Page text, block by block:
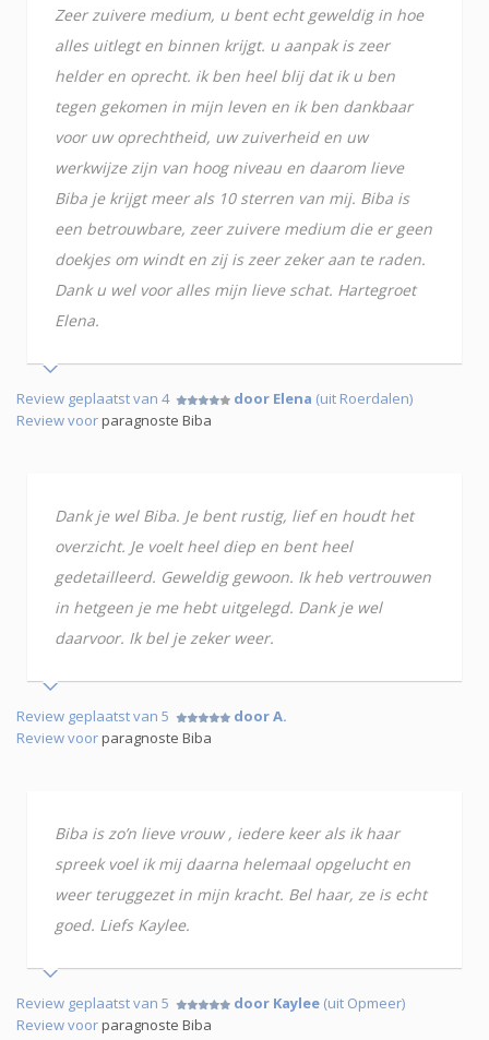
Zeer zuivere medium, u bent echt geweldig in hoe
alles uitlegt en binnen krijgt. u aanpak is zeer
helder en oprecht. ik ben heel blij dat ik u ben
tegen gekomen in mijn leven en ik ben dankbaar
voor uw oprechtheid, uw zuiverheid en uw
werkwijze zijn van hoog niveau en daarom lieve
Biba je krijgt meer als 10 sterren van mij. Biba is
een betrouwbare, zeer zuivere medium die er geen
doekjes om windt en zij is zeer zeker aan te raden.
Dank u wel voor alles mijn lieve schat. Hartegroet
Elena.
Review geplaatst van 4 door Elena (uit Roerdalen)
Review voorparagnoste Biba
Dank je wel Biba. Je bent rustig, lief en houdt het
overzicht. Je voelt heel diep en bent heel
gedetailleerd. Geweldig gewoon. Ik heb vertrouwen
in hetgeen je me hebt uitgelegd. Dank je wel
daarvoor. Ik bel je zeker weer.
Review geplaatst van 5
door A.
Review voorparagnoste Biba
Biba is zo’n lieve vrouw , iedere keer als ik haar
spreek voel ik mij daarna helemaal opgelucht en
weer teruggezet in mijn kracht. Bel haar, ze is echt
goed. Liefs Kaylee.
Review geplaatst van 5 door Kaylee (uit Opmeer)
Review voorparagnoste Biba